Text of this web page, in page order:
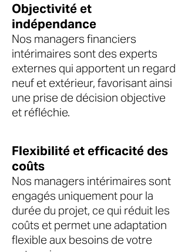
Objectivité et
indépendance
Nos managers financiers
intérimaires sont des experts
externes qui apportent un regard
neuf et extérieur, favorisant ainsi
une prise de décision objective
et réfléchie.
Flexibilité et efficacité des
coûts
Nos managers intérimaires sont
engagés uniquement pour la
durée du projet, ce qui réduit les
coûts et permet une adaptation
flexible aux besoins de votre